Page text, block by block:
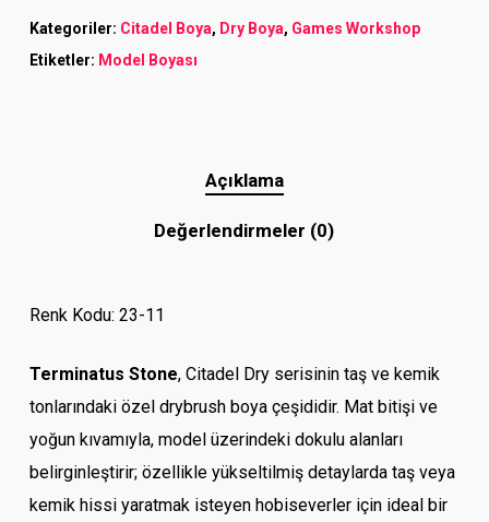
Kategoriler: Citadel Boya, Dry Boya, Games Workshop
Etiketler: Model Boyası
Açıklama
Değerlendirmeler (0)
Renk Kodu: 23-11
Terminatus Stone, Citadel Dry serisinin taş ve kemik
tonlarındaki özel drybrush boya çeşididir. Mat bitişi ve
yoğun kıvamıyla, model üzerindeki dokulu alanları
belirginleştirir; özellikle yükseltilmiş detaylarda taş veya
kemik hissi yaratmak isteyen hobiseverler için ideal bir